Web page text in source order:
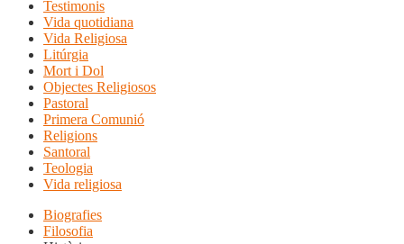
Testimonis
Vida quotidiana
Vida Religiosa
Litúrgia
Mort i Dol
Objectes Religiosos
Pastoral
Primera Comunió
Religions
Santoral
Teologia
Vida religiosa
Biografies
Filosofia